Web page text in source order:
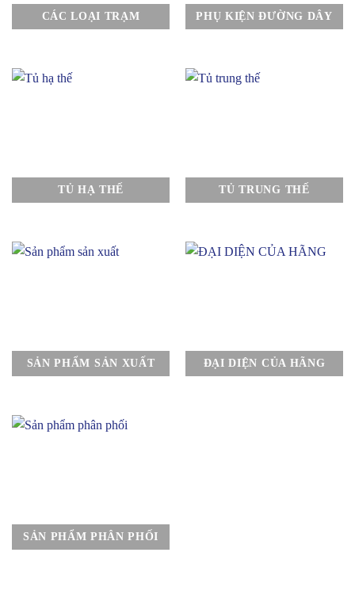
CÁC LOẠI TRẠM PHỤ KIỆN ĐƯỜNG DÂY
TỦ HẠ THẾ TỦ TRUNG THẾ
SẢN PHẨM SẢN XUẤT ĐẠI DIỆN CỦA HÃNG
SẢN PHẨM PHÂN PHỐI